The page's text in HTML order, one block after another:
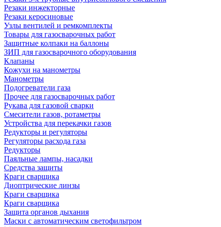
Резаки инжекторные
Резаки керосиновые
Узлы вентилей и ремкомплекты
Товары для газосварочных работ
Защитные колпаки на баллоны
ЗИП для газосварочного оборудования
Клапаны
Кожухи на манометры
Манометры
Подогреватели газа
Прочее для газосварочных работ
Рукава для газовой сварки
Смесители газов, ротаметры
Устройства для перекачки газов
Редукторы и регуляторы
Регуляторы расхода газа
Редукторы
Паяльные лампы, насадки
Средства защиты
Краги сварщика
Диоптрические линзы
Краги сварщика
Краги сварщика
Защита органов дыхания
Маски с автоматическим светофильтром